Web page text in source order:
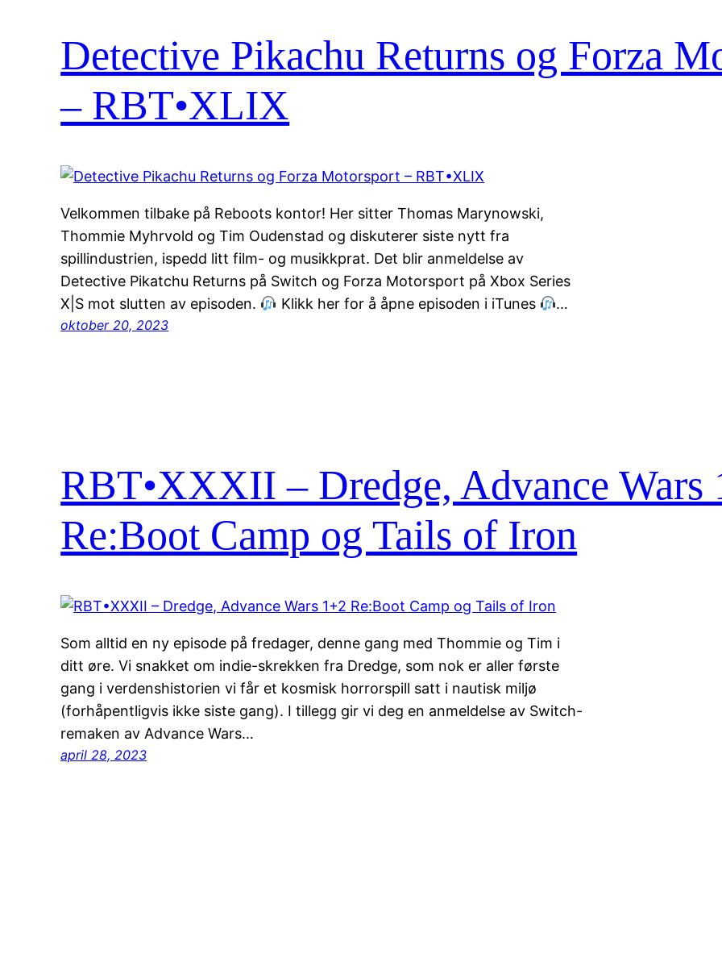
Detective Pikachu Returns og Forza
– RBT•XLIX
Velkommen tilbake på Reboots kontor! Her sitter Thomas Marynowski,
Thommie Myhrvold og Tim Oudenstad og diskuterer siste nytt fra
spillindustrien, ispedd litt film- og musikkprat. Det blir anmeldelse av
Detective Pikatchu Returns på Switch og Forza Motorsport på Xbox Series
X|S mot slutten av episoden.
Klikk her for å åpne episoden i iTunes …
oktober 20, 2023
RBT•XXXII – Dredge, Advance Wars
Re:Boot Camp og Tails of Iron
Som alltid en ny episode på fredager, denne gang med Thommie og Tim i
ditt øre. Vi snakket om indie-skrekken fra Dredge, som nok er aller første
gang i verdenshistorien vi får et kosmisk horrorspill satt i nautisk miljø
(forhåpentligvis ikke siste gang). I tillegg gir vi deg en anmeldelse av Switch-
remaken av Advance Wars…
april 28, 2023